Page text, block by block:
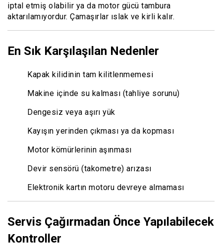
iptal etmiş olabilir ya da motor gücü tambura
aktarılamıyordur. Çamaşırlar ıslak ve kirli kalır.
En Sık Karşılaşılan Nedenler
Kapak kilidinin tam kilitlenmemesi
Makine içinde su kalması (tahliye sorunu)
Dengesiz veya aşırı yük
Kayışın yerinden çıkması ya da kopması
Motor kömürlerinin aşınması
Devir sensörü (takometre) arızası
Elektronik kartın motoru devreye almaması
Servis Çağırmadan Önce Yapılabilecek
Kontroller